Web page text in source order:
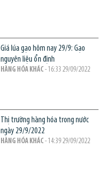
Giá lúa gạo hôm nay 29/9: Gạo
nguyên liệu ổn định
HÀNG HÓA KHÁC - 16:33 29/09/2022
Thị trường hàng hóa trong nước
ngày 29/9/2022
HÀNG HÓA KHÁC - 14:39 29/09/2022